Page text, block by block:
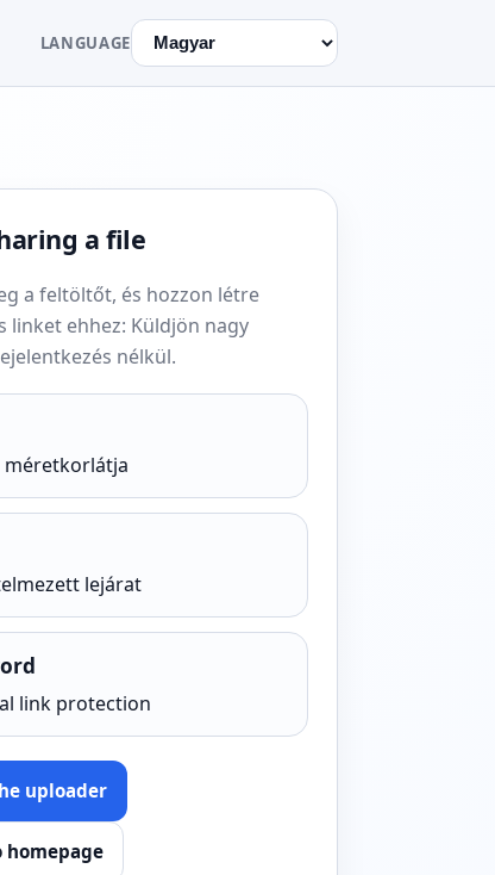
LANGUAGE
a file
a feltöltőt, és hozzon létre
linket ehhez: Küldjön nagy
nélkül.
méretkorlátja
lejárat
link protection
uploader
homepage